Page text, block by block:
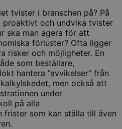
tvister i branschen på? På
proaktivt och undvika tvister
ska man agera för att
förluster? Ofta ligger
risker och möjligheter. En
som beställare,
hantera ”avvikelser” från
men också att
under
på alla
frister som kan ställa till även